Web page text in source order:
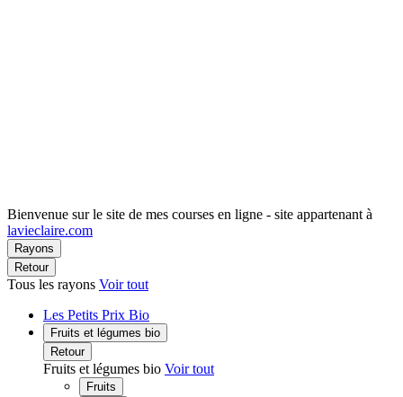
Bienvenue sur le site de mes courses en ligne - site appartenant à
lavieclaire.com
Rayons
Retour
Tous les rayons Voir tout
Les Petits Prix Bio
Fruits et légumes bio
Retour
Fruits et légumes bio Voir tout
Fruits